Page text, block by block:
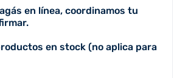
en línea, coordinamos tu
en stock (no aplica para